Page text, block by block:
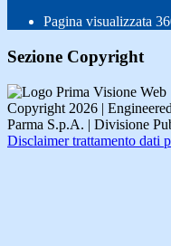
Pagina visualizzata
Sezione Copyright
Copyright 2026 |
Parma S.p.A. | Divisione
Disclaimer trattamento dati